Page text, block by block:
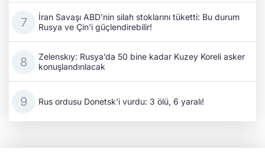
İran Savaşı ABD'nin silah stoklarını tüketti: Bu durum
Rusya ve Çin'i güçlendirebilir!
Zelenskıy: Rusya’da 50 bine kadar Kuzey Koreli asker
konuşlandırılacak
Rus ordusu Donetsk'i vurdu: 3 ölü, 6 yaralı!